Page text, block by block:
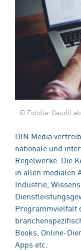
© Fotolia: GaudiLab
DIN Media
nationale und
Regelwerke. Die
in allen medialen
Industrie,
Programmvielfalt
Books, Online-
Apps etc.